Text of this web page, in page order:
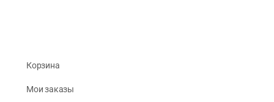
Корзина
Мои заказы